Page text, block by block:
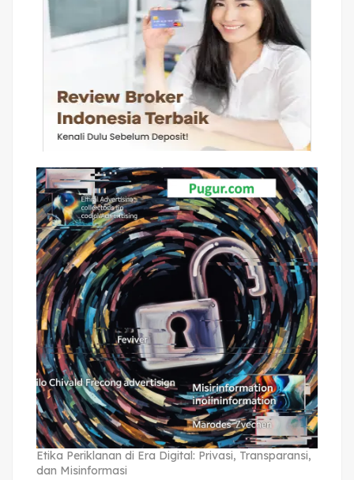
Etika Periklanan di Era Digital: Privasi, Transparansi,
dan Misinformasi